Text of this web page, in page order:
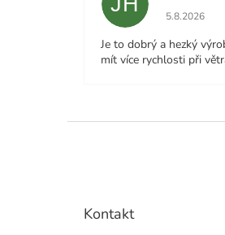
Hodnocení
5.8.2026
Je to dobrý a hezký
mít více rychlosti při
Kontakt